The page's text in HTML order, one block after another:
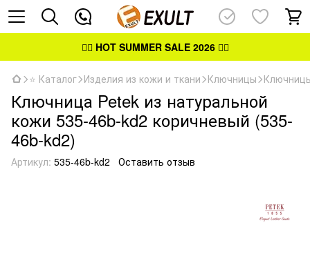
👉🏻 HOT SUMMER SALE 2026👈🏻
⭐ Каталог Изделия из кожи и ткани Ключницы
Ключница Petek из натуральной
кожи 535-46b-kd2 коричневый (535-
46b-kd2)
Артикул: 535-46b-kd2 Оставить отзыв